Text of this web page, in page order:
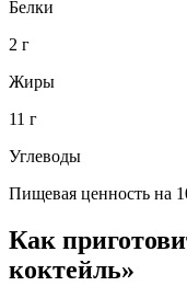
Белки
2 г
Жиры
11 г
Углеводы
Пищевая ценность на
Как
коктейль»